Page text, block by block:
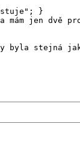
}
mám jen dvě
byla stejná